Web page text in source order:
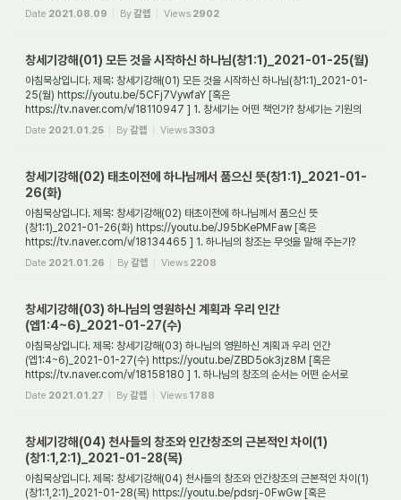
https://www.youtube.com/play...
Date 2021.08.09 By갈렙 Views 2902
창세기강해(01) 모든 것을 시작하신 하나님(창1:1)_2021-01-25(월)
아침묵상입니다. 제목: 창세기강해(01) 모든 것을 시작하신 하나님(창1:1)_2021-01-
25(월) https://youtu.be/5CFj7VywfaY [혹은
https://tv.naver.com/v/18110947 ] 1. 창세기는 어떤 책인가? 창세기는 기원의
책이며 시작의 책이다. 창세기는 우주 만물의 기...
Date 2021.01.25 By갈렙 Views3303
창세기강해(02) 태초이전에 하나님께서 품으신 뜻(창1:1)_2021-01-
26(화)
아침묵상입니다. 제목: 창세기강해(02) 태초이전에 하나님께서 품으신 뜻
(창1:1)_2021-01-26(화) https://youtu.be/J95bKePMFaw [혹은
https://tv.naver.com/v/18134465 ] 1. 하나님의 창조는 무엇을 말해 주는가?
하나님의 창조는 첫째, 하나님께서 누군지를 ...
Date 2021.01.26 By갈렙 Views 2208
창세기강해(03) 하나님의 영원하신 계획과 우리 인간
(엡1:4~6)_2021-01-27(수)
아침묵상입니다. 제목: 창세기강해(03) 하나님의 영원하신 계획과 우리 인간
(엡1:4~6)_2021-01-27(수) https://youtu.be/ZBD5ok3jz8M [혹은
https://tv.naver.com/v/18158180 ] 1. 하나님의 창조의 순서는 어떤 순서로
진행되었는가? 하나님께서는 창조 이전에...
Date 2021.01.27 By갈렙 Views 1788
창세기강해(04) 천사들의 창조와 인간창조의 근본적인 차이(1)
(창1:1,2:1)_2021-01-28(목)
아침묵상입니다. 제목: 창세기강해(04) 천사들의 창조와 인간창조의 근본적인 차이(1)
(창1:1,2:1)_2021-01-28(목) https://youtu.be/pdsrj-0FwGw [혹은